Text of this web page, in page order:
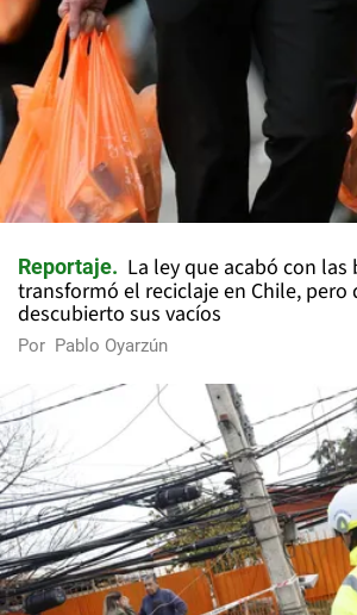
Reportaje
La ley que acabó con
transformó el reciclaje en Chile, pero
descubierto sus vacíos
Por Pablo Oyarzún